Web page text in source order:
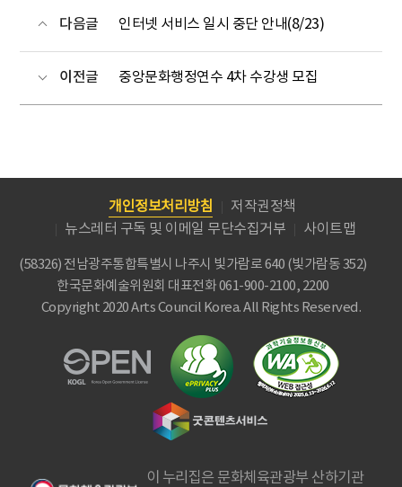
다음글 인터넷 서비스 일시 중단 안내(8/23)
이전글 중앙문화행정연수 4차 수강생 모집
개인정보처리방침
저작권정책
뉴스레터 구독 및 이메일 무단수집거부
사이트맵
(58326) 전남광주통합특별시 나주시 빛가람로 640 (빛가람동 352)
한국문화예술위원회 대표전화 061-900-2100, 2200
Copyright 2020 Arts Council Korea. All Rights Reserved.
이 누리집은 문화체육관광부 산하기관